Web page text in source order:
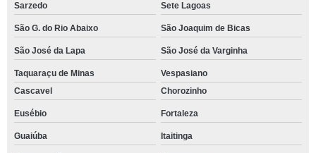
Sarzedo Sete Lagoas
São G. do Rio Abaixo São Joaquim de Bicas
São José da Lapa São José da Varginha
Taquaraçu de Minas
Vespasiano
Cascavel
Chorozinho
Eusébio Fortaleza
Guaiúba Itaitinga